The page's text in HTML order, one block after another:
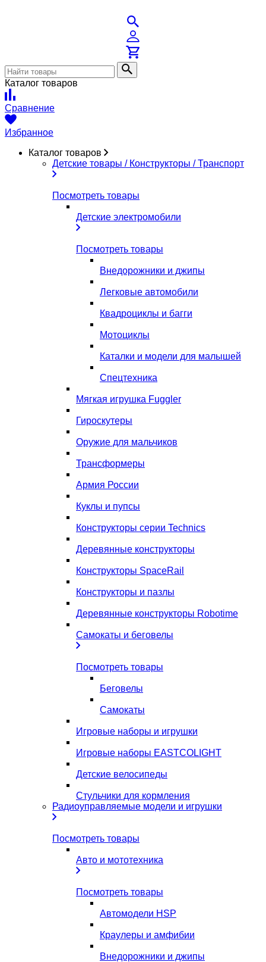
Каталог товаров
Сравнение
Избранное
Каталог товаров
Детские товары / Конструкторы / Транспорт
Посмотреть товары
Детские электромобили
Посмотреть товары
Внедорожники и джипы
Легковые автомобили
Квадроциклы и багги
Мотоциклы
Каталки и модели для малышей
Спецтехника
Мягкая игрушка Fuggler
Гироскутеры
Оружие для мальчиков
Трансформеры
Армия России
Куклы и пупсы
Конструкторы серии Technics
Деревянные конструкторы
Конструкторы SpaceRail
Конструкторы и пазлы
Деревянные конструкторы Robotime
Самокаты и беговелы
Посмотреть товары
Беговелы
Самокаты
Игровые наборы и игрушки
Игровые наборы EASTCOLIGHT
Детские велосипеды
Стульчики для кормления
Радиоуправляемые модели и игрушки
Посмотреть товары
Авто и мототехника
Посмотреть товары
Автомодели HSP
Краулеры и амфибии
Внедорожники и джипы